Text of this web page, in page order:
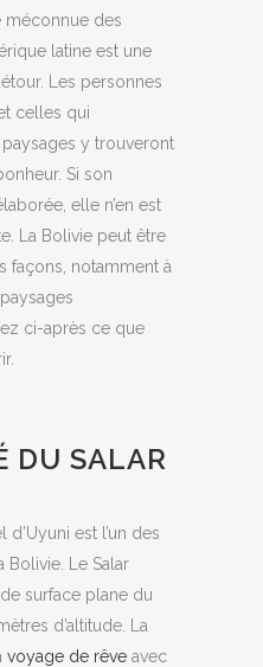
méconnue des
latine est une
Les personnes
celles qui
y trouveront
Si son
elle n’en est
La Bolivie peut être
façons, notamment à
ci-après ce que
DU SALAR
d’Uyuni est l’un des
Bolivie. Le Salar
surface plane du
d’altitude. La
voyage de rêve avec